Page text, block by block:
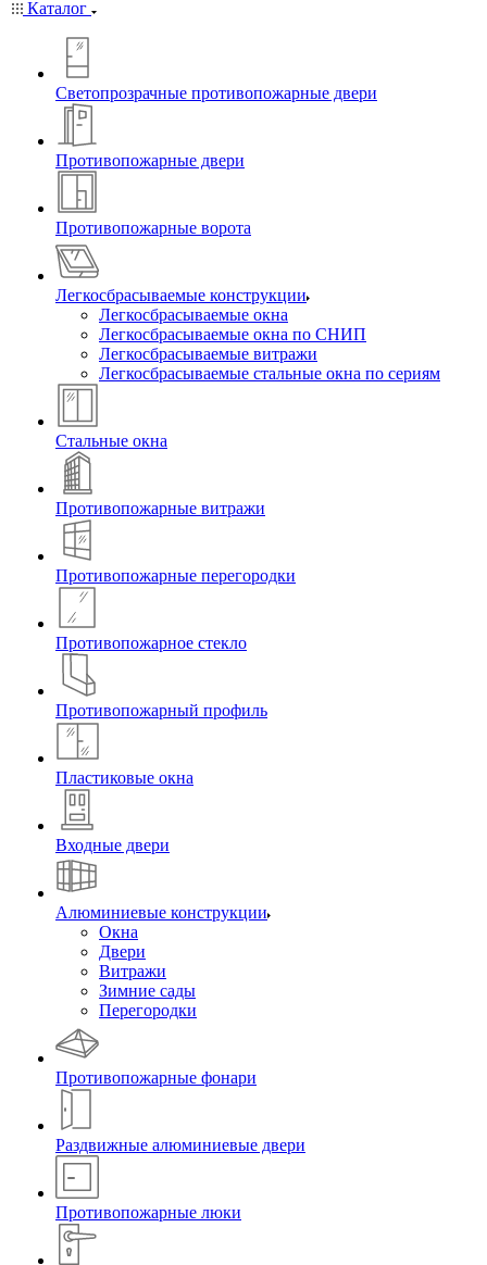
Каталог
Светопрозрачные противопожарные двери
Противопожарные двери
Противопожарные ворота
Легкосбрасываемые конструкции
Легкосбрасываемые окна
Легкосбрасываемые окна по СНИП
Легкосбрасываемые витражи
Легкосбрасываемые стальные окна по сериям
Стальные окна
Противопожарные витражи
Противопожарные перегородки
Противопожарное стекло
Противопожарный профиль
Пластиковые окна
Входные двери
Алюминиевые конструкции
Окна
Двери
Витражи
Зимние сады
Перегородки
Противопожарные фонари
Раздвижные алюминиевые двери
Противопожарные люки